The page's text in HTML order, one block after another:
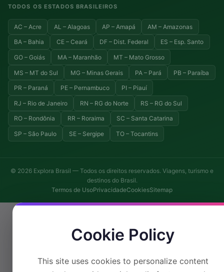
TODOS OS ESTADOS BRASILEIROS
AC – Acre AL – Alagoas AP – Amapá AM – Amazonas
BA – Bahia CE – Ceará DF – Dist. Federal ES – Esp. Santo
GO – Goiás MA – Maranhão MT – Mato Grosso
MS – MT do Sul MG – Minas Gerais PA – Pará PB – Paraíba
PR – Paraná PE – Pernambuco PI – Piauí
RJ – Rio de Janeiro RN – RG do Norte RS – RG do Sul
RO – Rondônia RR – Roraima SC – Santa Catarina
SP – São Paulo SE – Sergipe TO – Tocantins
© 2026 Explora Brasil — Todos os direitos reservados. Viagens, turismo e
destinos do Brasil.
Termos de UsoPrivacidadeCookiesSitemap
Cookie Policy
This site uses cookies to personalize content